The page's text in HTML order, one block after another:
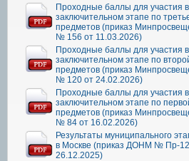
Проходные баллы для участия в
заключительном этапе по
предметов (приказ
№ 156 от 11.03.2026)
Проходные баллы для участия в
заключительном этапе по
предметов (приказ
№ 120 от 24.02.2026)
Проходные баллы для участия в
заключительном этапе по
предметов (приказ
№ 84 от 16.02.2026)
Результаты муниципального
в Москве (приказ ДОНМ № Пр-
26.12.2025)